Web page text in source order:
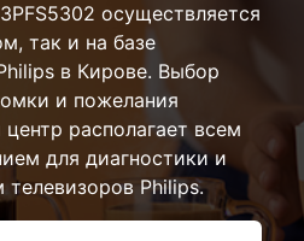
осуществляется
так и на базе
в Кирове. Выбор
и пожелания
располагает всем
для диагностики и
телевизоров Philips.